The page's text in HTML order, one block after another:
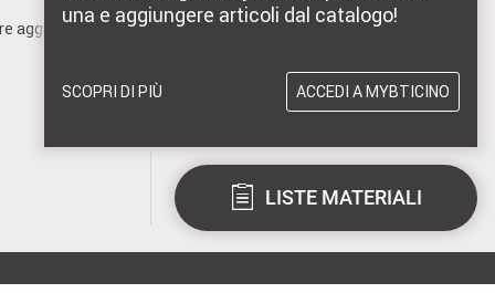
una e aggiungere articoli dal catalogo!
SCOPRI DI PIÙ ACCEDI A MYBTICINO
LISTE MATERIALI
aggiornato!